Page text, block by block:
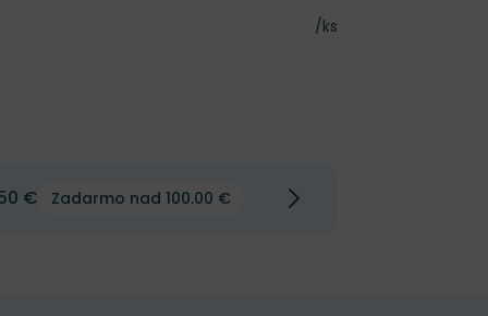
Cena za kus
/ks
€ Zadarmo nad 100.00 €